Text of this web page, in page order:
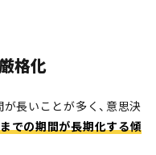
格化
長いことが多く、意思決
での期間が長期化する傾